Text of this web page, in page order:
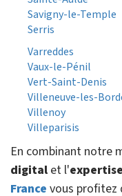
Savigny-le-Temple
Serris
Varreddes
Vaux-le-Pénil
Vert-Saint-Denis
Villeneuve-les-
Villenoy
Villeparisis
En combinant notre
digital et l'
France vous profitez